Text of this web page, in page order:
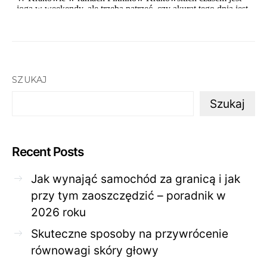
SZUKAJ
Szukaj
Recent Posts
Jak wynająć samochód za granicą i jak
przy tym zaoszczędzić – poradnik w
2026 roku
Skuteczne sposoby na przywrócenie
równowagi skóry głowy